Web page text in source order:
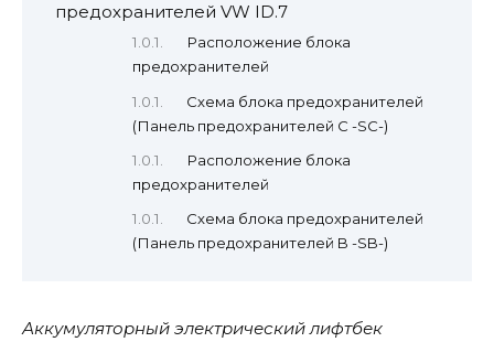
предохранителей VW ID.7
Расположение блока
предохранителей
Схема блока предохранителей
(Панель предохранителей C -SC-)
Расположение блока
предохранителей
Схема блока предохранителей
(Панель предохранителей B -SB-)
Аккумуляторный электрический лифтбек